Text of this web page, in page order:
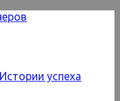
Истории успеха